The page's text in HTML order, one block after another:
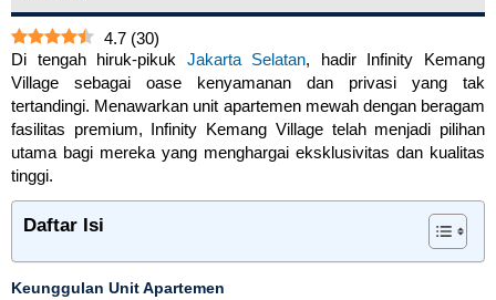
4.7 (30)
Di tengah hiruk-pikuk Jakarta Selatan, hadir Infinity Kemang
Village sebagai oase kenyamanan dan privasi yang tak
tertandingi. Menawarkan unit apartemen mewah dengan beragam
fasilitas premium, Infinity Kemang Village telah menjadi pilihan
utama bagi mereka yang menghargai eksklusivitas dan kualitas
tinggi.
Daftar Isi
Keunggulan Unit Apartemen